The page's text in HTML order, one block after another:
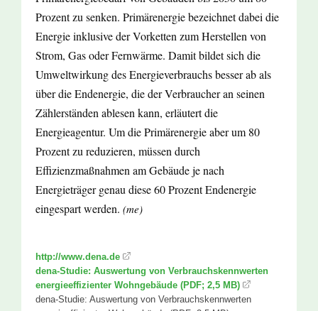
Prozent zu senken. Primärenergie bezeichnet dabei die
Energie inklusive der Vorketten zum Herstellen von
Strom, Gas oder Fernwärme. Damit bildet sich die
Umweltwirkung des Energieverbrauchs besser ab als
über die Endenergie, die der Verbraucher an seinen
Zählerständen ablesen kann, erläutert die
Energieagentur. Um die Primärenergie aber um 80
Prozent zu reduzieren, müssen durch
Effizienzmaßnahmen am Gebäude je nach
Energieträger genau diese 60 Prozent Endenergie
eingespart werden. (me)
http://www.dena.de
dena-Studie: Auswertung von Verbrauchskennwerten
energieeffizienter Wohngebäude (PDF; 2,5 MB)
dena-Studie: Auswertung von Verbrauchskennwerten